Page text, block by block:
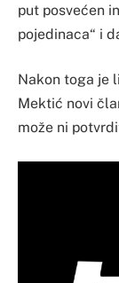
put posvećen
pojedinaca“ i
Nakon toga je
Mektić novi
može ni